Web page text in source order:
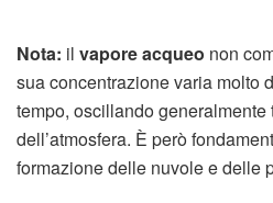
Nota: il vapore acqueo non
sua concentrazione varia molto
tempo, oscillando generalmente
dell’atmosfera. È però
formazione delle nuvole e delle